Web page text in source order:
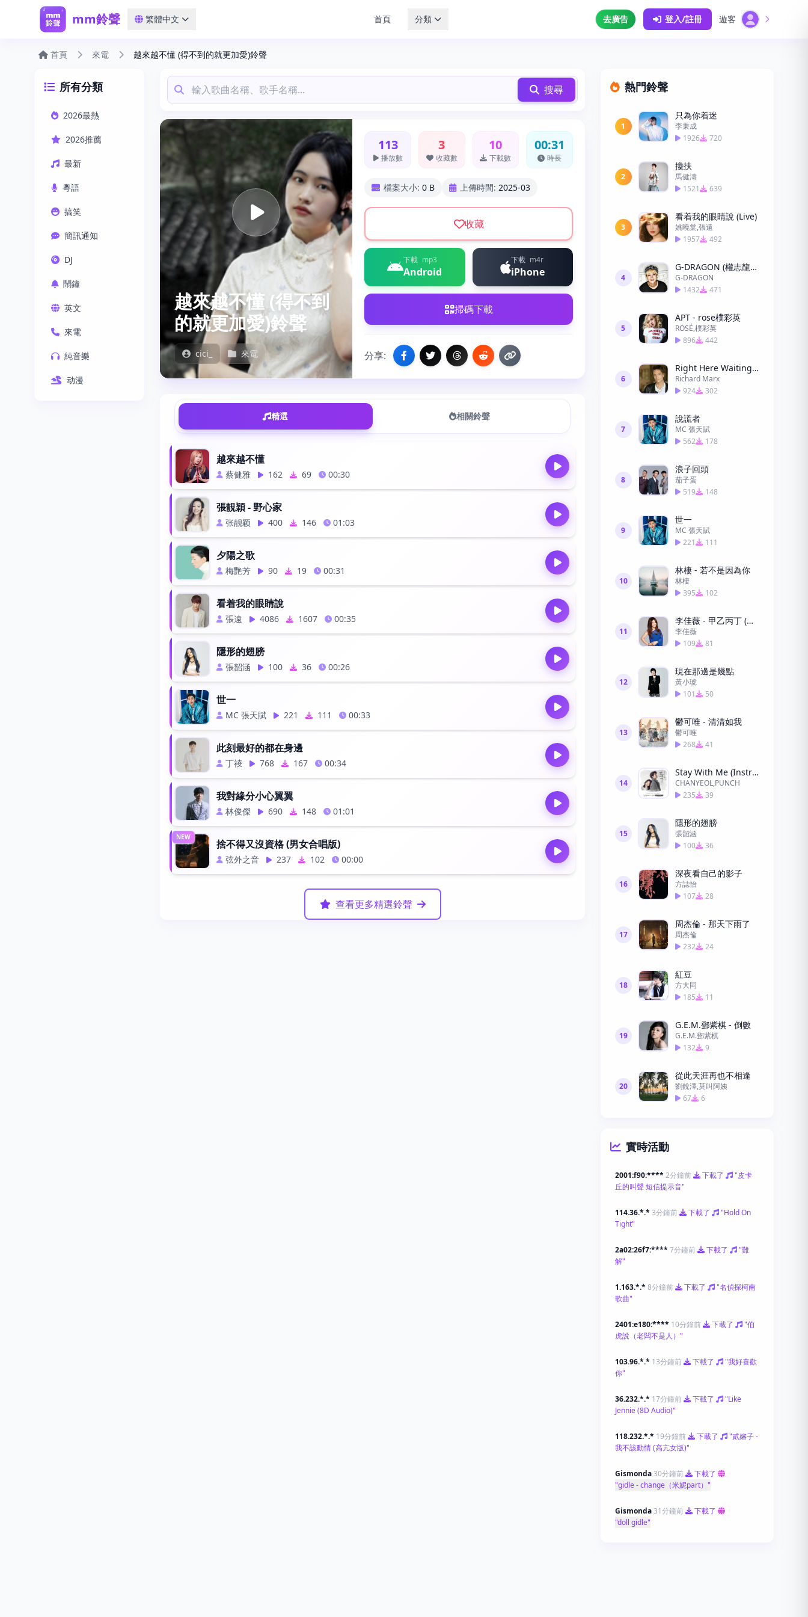
mm鈴聲 繁體中文 首頁 分類 去廣告 登入/註冊 遊客
首頁 來電 越來越不懂 (得不到的就更加愛)鈴聲
所有分類
2026最熱
2026推薦
最新
粵語
搞笑
簡訊通知
DJ
鬧鐘
英文
來電
純音樂
动漫
搜尋
越來越不懂 (得不到
的就更加愛)鈴聲
cici_ 來電
113
播放數
3
收藏數
10
下載數
00:31
時長
檔案大小: 0 B 上傳時間: 2025-03
收藏
下載 mp3
Android
下載 m4r
iPhone
掃碼下載
分享:
精選 相關鈴聲
越來越不懂
蔡健雅 162 69 00:30
張靚穎 - 野心家
张靓颖 400 146 01:03
夕陽之歌
梅艷芳 90 19 00:31
看着我的眼睛說
張遠 4086 1607 00:35
隱形的翅膀
張韶涵 100 36 00:26
世一
MC 張天賦 221 111 00:33
此刻最好的都在身邊
丁祾 768 167 00:34
我對緣分小心翼翼
林俊傑 690 148 01:01
NEW
捨不得又沒資格 (男女合唱版)
弦外之音 237 102 00:00
查看更多精選鈴聲
熱門鈴聲
1
只為你着迷
李秉成
1926
720
2
攙扶
馬健濤
1521
639
3
看着我的眼睛說 (Live)
姚曉棠,張遠
1957
492
4
G-DRAGON (權志龍) - TOO BAD -LH
G-DRAGON
1432
471
5
APT - rose樸彩英
ROSÉ,樸彩英
896
442
6
Right Here Waiting (此情可待)
Richard Marx
924
302
7
說謊者
MC 張天賦
562
178
8
浪子回頭
茄子蛋
519
148
9
世一
MC 張天賦
221
111
10
林棲 - 若不是因為你
林棲
395
102
11
李佳薇 - 甲乙丙丁 (你我怎麼兩清)
李佳薇
109
81
12
現在那邊是幾點
黃小琥
101
50
13
鬱可唯 - 清清如我
鬱可唯
268
41
14
Stay With Me (Instrumental)
CHANYEOL,PUNCH
235
39
15
隱形的翅膀
張韶涵
100
36
16
深夜看自己的影子
方誌怡
107
28
17
周杰倫 - 那天下雨了
周杰倫
232
24
18
紅豆
方大同
185
11
19
G.E.M.鄧紫棋 - 倒數
G.E.M.鄧紫棋
132
9
20
從此天涯再也不相逢
劉銳澤,莫叫阿姨
67
6
實時活動
2001:f90:**** 2分鐘前 下載了
"皮卡
丘的叫聲 短信提示音"
114.36.*.* 3分鐘前 下載了
"Hold On
Tight"
2a02:26f7:**** 7分鐘前 下載了
"難
解"
1.163.*.* 8分鐘前 下載了
"名偵探柯南
歌曲"
2401:e180:**** 10分鐘前 下載了
"伯
虎說（老闆不是人）"
103.96.*.* 13分鐘前 下載了
"我好喜歡
你"
36.232.*.* 17分鐘前 下載了
"Like
Jennie (8D Audio)"
118.232.*.* 19分鐘前 下載了
"貳嬸子 -
我不該動情 (高亢女版)"
Gismonda30分鐘前
下載了
"gidle - change（米妮part）"
Gismonda31分鐘前
下載了
"doll gidle"